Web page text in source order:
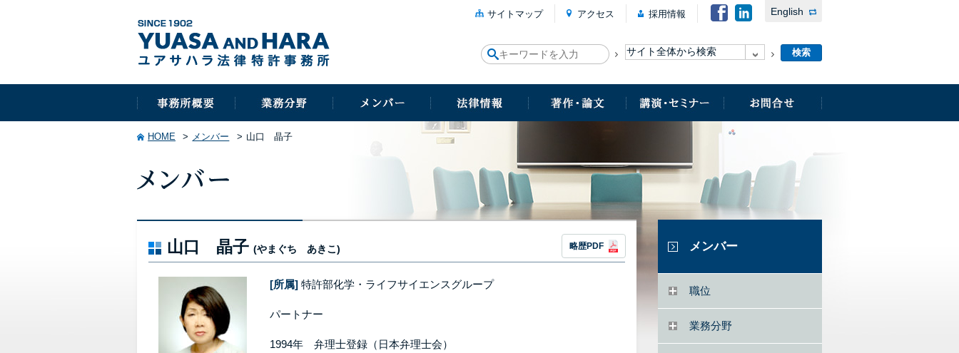
サイトマップ アクセス 採用情報 English
HOME メンバー 山口 晶子
山口 晶子 (やまぐち あきこ)
[所属] 特許部化学・ライフサイエンスグループ
パートナー
1994年 弁理士登録（日本弁理士会）
略歴PDF メンバー
職位
業務分野